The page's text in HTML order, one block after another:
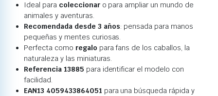
Ideal para coleccionaro para ampliar un mundo de
animales y aventuras.
Recomendada desde 3 años: pensada para manos
pequeñas y mentes curiosas.
Perfecta como regalo para fans de los caballos, la
naturaleza y las miniaturas.
Referencia 13885 para identificar el modelo con
facilidad.
EAN13 4059433864051 para una búsqueda rápida y